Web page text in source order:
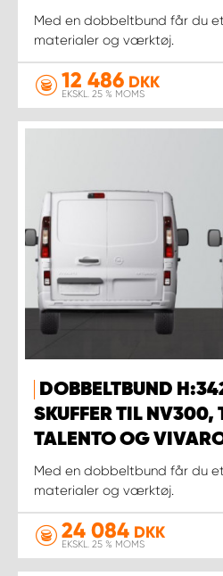
Med en dobbeltbund får du
materialer og værktøj.
12 486 DKK
EKSKL. 25 % MOMS
DOBBELTBUND
SKUFFER TIL NV300,
TALENTO OG
Med en dobbeltbund får du
materialer og værktøj.
24 084 DKK
EKSKL. 25 % MOMS